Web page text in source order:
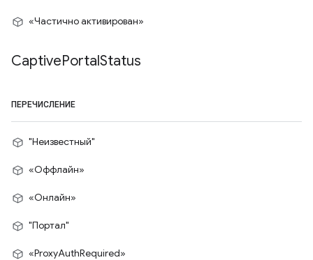
«Частично активирован»
CaptivePortalStatus
ПЕРЕЧИСЛЕНИЕ
"Неизвестный"
«Оффлайн»
«Онлайн»
"Портал"
«ProxyAuthRequired»